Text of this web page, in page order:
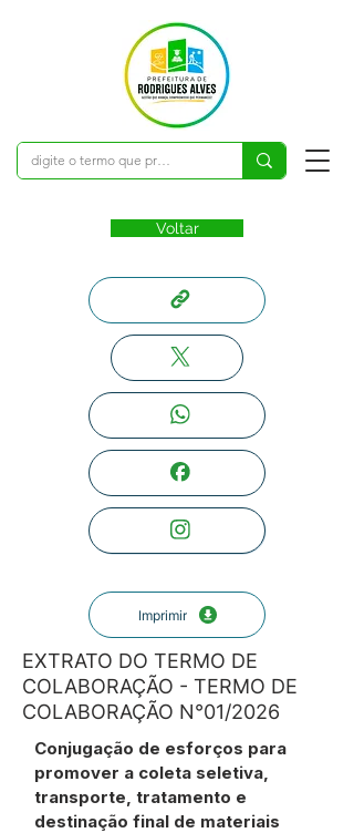
Voltar
Imprimir
EXTRATO DO TERMO DE
COLABORAÇÃO - TERMO DE
COLABORAÇÃO N°01/2026
Conjugação de esforços para
promover a coleta seletiva,
transporte, tratamento e
destinação final de materiais